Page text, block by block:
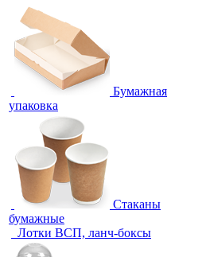
Бумажная
упаковка
Стаканы
бумажные
Лотки ВСП, ланч-боксы